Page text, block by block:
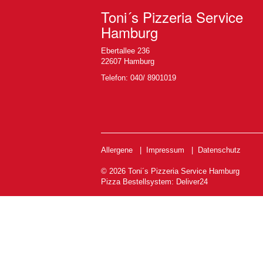
Toni´s Pizzeria Service
Hamburg
Ebertallee 236
22607 Hamburg
Telefon: 040/ 8901019
Allergene Impressum Datenschutz
© 2026 Toni´s Pizzeria Service Hamburg
Pizza Bestellsystem: Deliver24